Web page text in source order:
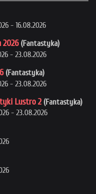
- 16.08.2026
(Fantastyka)
- 23.08.2026
(Fantastyka)
- 23.08.2026
Lustro 2 (Fantastyka)
- 23.08.2026